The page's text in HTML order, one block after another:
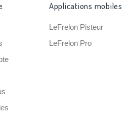
Applications mobiles
LeFrelon Pisteur
LeFrelon Pro